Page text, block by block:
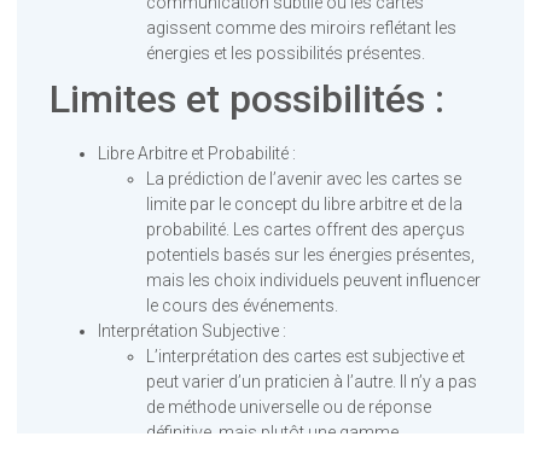
agissent comme des miroirs reflétant les
énergies et les possibilités présentes.
Limites et possibilités :
Libre Arbitre et Probabilité :
La prédiction de l’avenir avec les cartes se
limite par le concept du libre arbitre et de la
probabilité. Les cartes offrent des aperçus
potentiels basés sur les énergies présentes,
mais les choix individuels peuvent influencer
le cours des événements.
Interprétation Subjective :
L’interprétation des cartes est subjective et
peut varier d’un praticien à l’autre. Il n’y a pas
de méthode universelle ou de réponse
définitive, mais plutôt une gamme